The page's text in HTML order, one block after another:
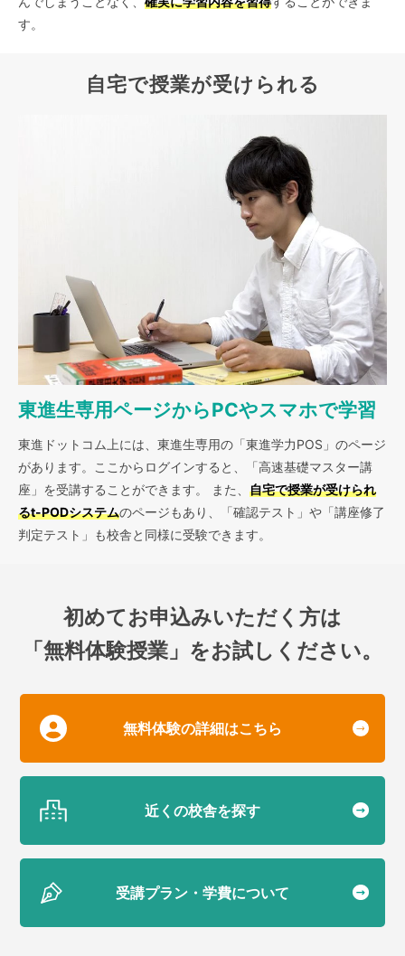
す。
自宅で授業が受けられる
東進生専用ページからPCやスマホで学習
東進ドットコム上には、東進生専用の「東進学力POS」のページ
があります。ここからログインすると、「高速基礎マスター講
座」を受講することができます。
また、 自宅で授業が受けられ
るt-PODシステムのページもあり、「確認テスト」や「講座修了
判定テスト」も校舎と同様に受験できます。
初めてお申込みいただく方は
「無料体験授業」をお試しください。
無料体験の詳細はこちら
近くの校舎を探す
受講プラン・学費について